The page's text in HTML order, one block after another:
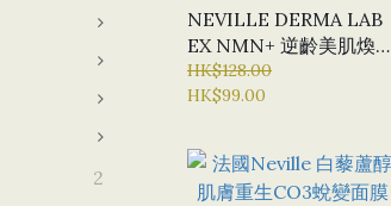
2
NEVILLE DERMA LAB
EX NMN+ 逆齡美肌煥顏
面膜 (一盒5片)
HK$128.00
HK$99.00